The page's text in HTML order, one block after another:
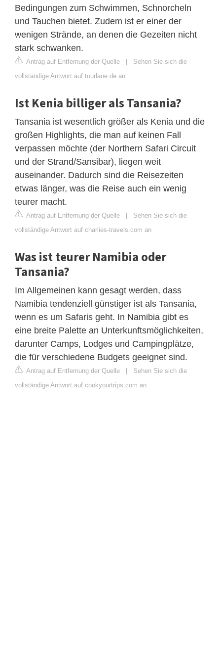
Bedingungen zum Schwimmen, Schnorcheln
und Tauchen bietet. Zudem ist er einer der
wenigen Strände, an denen die Gezeiten nicht
stark schwanken.
Antrag auf Entfernung der Quelle | Sehen Sie sich die
vollständige Antwort auf tourlane.de an
Ist Kenia billiger als Tansania?
Tansania ist wesentlich größer als Kenia und die
großen Highlights, die man auf keinen Fall
verpassen möchte (der Northern Safari Circuit
und der Strand/Sansibar), liegen weit
auseinander. Dadurch sind die Reisezeiten
etwas länger, was die Reise auch ein wenig
teurer macht.
Antrag auf Entfernung der Quelle | Sehen Sie sich die
vollständige Antwort auf charlies-travels.com an
Was ist teurer Namibia oder
Tansania?
Im Allgemeinen kann gesagt werden, dass
Namibia tendenziell günstiger ist als Tansania,
wenn es um Safaris geht. In Namibia gibt es
eine breite Palette an Unterkunftsmöglichkeiten,
darunter Camps, Lodges und Campingplätze,
die für verschiedene Budgets geeignet sind.
Antrag auf Entfernung der Quelle | Sehen Sie sich die
vollständige Antwort auf cookyourtrips.com an